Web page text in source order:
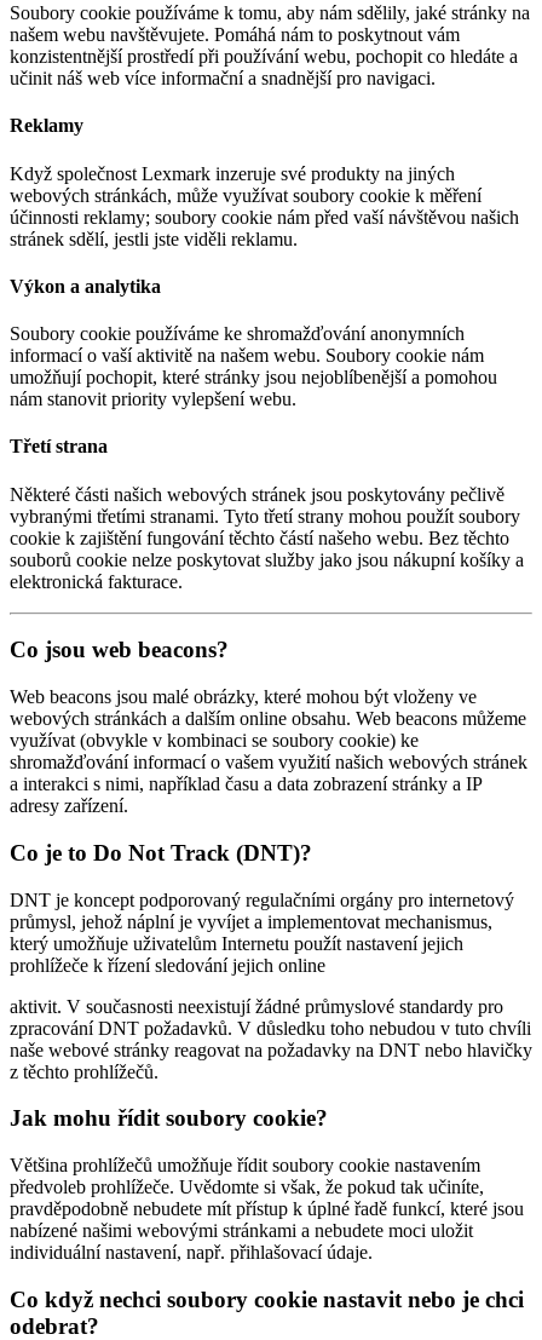
Soubory cookie používáme k tomu, aby nám sdělily, jaké stránky na
našem webu navštěvujete. Pomáhá nám to poskytnout vám
konzistentnější prostředí při používání webu, pochopit co hledáte a
učinit náš web více informační a snadnější pro navigaci.
Reklamy
Když společnost Lexmark inzeruje své produkty na jiných
webových stránkách, může využívat soubory cookie k měření
účinnosti reklamy; soubory cookie nám před vaší návštěvou našich
stránek sdělí, jestli jste viděli reklamu.
Výkon a analytika
Soubory cookie používáme ke shromažďování anonymních
informací o vaší aktivitě na našem webu. Soubory cookie nám
umožňují pochopit, které stránky jsou nejoblíbenější a pomohou
nám stanovit priority vylepšení webu.
Třetí strana
Některé části našich webových stránek jsou poskytovány pečlivě
vybranými třetími stranami. Tyto třetí strany mohou použít soubory
cookie k zajištění fungování těchto částí našeho webu. Bez těchto
souborů cookie nelze poskytovat služby jako jsou nákupní košíky a
elektronická fakturace.
Co jsou web beacons?
Web beacons jsou malé obrázky, které mohou být vloženy ve
webových stránkách a dalším online obsahu. Web beacons můžeme
využívat (obvykle v kombinaci se soubory cookie) ke
shromažďování informací o vašem využití našich webových stránek
a interakci s nimi, například času a data zobrazení stránky a IP
adresy zařízení.
Co je to Do Not Track (DNT)?
DNT je koncept podporovaný regulačními orgány pro internetový
průmysl, jehož náplní je vyvíjet a implementovat mechanismus,
který umožňuje uživatelům Internetu použít nastavení jejich
prohlížeče k řízení sledování jejich online
aktivit. V současnosti neexistují žádné průmyslové standardy pro
zpracování DNT požadavků. V důsledku toho nebudou v tuto chvíli
naše webové stránky reagovat na požadavky na DNT nebo hlavičky
z těchto prohlížečů.
Jak mohu řídit soubory cookie?
Většina prohlížečů umožňuje řídit soubory cookie nastavením
předvoleb prohlížeče. Uvědomte si však, že pokud tak učiníte,
pravděpodobně nebudete mít přístup k úplné řadě funkcí, které jsou
nabízené našimi webovými stránkami a nebudete moci uložit
individuální nastavení, např. přihlašovací údaje.
Co když nechci soubory cookie nastavit nebo je chci
odebrat?